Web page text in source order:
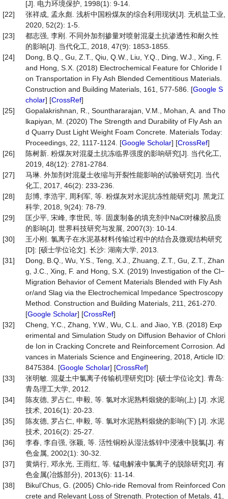
[J]. 电力环境保护, 1998(1): 9-14.
[22]
张祥成, 孟永彪. 浅析中国粉煤灰的综合利用现状[J]. 无机盐工业,
2020, 52(2): 1-5.
[23]
都志强, 李刚. 不同外加剂掺量对喷射混凝土抗渗透性和耐久性
的影响[J]. 当代化工, 2018, 47(9): 1853-1855.
[24]
Dong, B.Q., Gu, Z.T., Qiu, Q.W., Liu, Y.Q., Ding, W.J., Xing, F.
and Hong, S.X. (2018) Electrochemical Feature for Chloride I
on Transportation in Fly Ash Blended Cementitious Materials.
Construction and Building Materials, 161, 577-586. [Google S
cholar] [CrossRef]
[25]
Gopalakrishnan, R., Sounthararajan, V.M., Mohan, A. and Tho
lkapiyan, M. (2020) The Strength and Durability of Fly Ash an
d Quarry Dust Light Weight Foam Concrete. Materials Today:
Proceedings, 22, 1117-1124. [Google Scholar] [CrossRef]
[26]
陈树新. 粉煤灰对混凝土抗冻临界强度的影响研究[J]. 当代化工,
2019, 48(12): 2781-2784.
[27]
马琳. 外加剂对混凝土收缩与开裂性能影响的试验研究[J]. 当代
化工, 2017, 46(2): 233-236.
[28]
彭博, 李浩宇, 周利军, 等. 粉煤灰对水泥抗冻性能研究[J]. 黑龙江
科学, 2018, 9(24): 78-79.
[29]
匡少平, 宋峰, 李世民, 等. 固废制备的填充剂中NaCl对橡胶品质
的影响[J]. 世界科技研究与发展, 2007(3): 10-14.
[30]
王小刚. 氯离子在水泥基材料传输过程中的结合及微观结构研究
[D]: [硕士学位论文]. 长沙: 湖南大学, 2013.
[31]
Dong, B.Q., Wu, Y.S., Teng, X.J., Zhuang, Z.T., Gu, Z.T., Zhan
g, J.C., Xing, F. and Hong, S.X. (2019) Investigation of the Cl−
Migration Behavior of Cement Materials Blended with Fly Ash
or/and Slag via the Electrochemical Impedance Spectroscopy
Method. Construction and Building Materials, 211, 261-270.
[Google Scholar] [CrossRef]
[32]
Cheng, Y.C., Zhang, Y.W., Wu, C.L. and Jiao, Y.B. (2018) Exp
erimental and Simulation Study on Diffusion Behavior of Chlori
de Ion in Cracking Concrete and Reinforcement Corrosion. Ad
vances in Materials Science and Engineering, 2018, Article ID:
8475384. [Google Scholar] [CrossRef]
[33]
张明敏. 混凝土中氯离子传输机理研究[D]: [硕士学位论文]. 青岛:
青岛理工大学, 2012.
[34]
陈友德, 罗占仁, 申毅, 等. 氯对水泥熟料煅烧的影响(上) [J]. 水泥
技术, 2016(1): 20-23.
[35]
陈友德, 罗占仁, 申毅, 等. 氯对水泥熟料煅烧的影响(下) [J]. 水泥
技术, 2016(2): 25-27.
[36]
李春, 李自强, 张颖, 等. 活性铜粉从湿法炼锌中浸液中脱氯[J]. 有
色金属, 2002(1): 30-32.
[37]
黄炳行, 邓永光, 王雨红, 等. 锰电解液中氯离子的脱除研究[J]. 有
色金属(冶炼部分), 2013(6): 11-14.
[38]
Bikul’Chus, G. (2005) Chlo-ride Removal from Reinforced Con
crete and Relevant Loss of Strength. Protection of Metals, 41,